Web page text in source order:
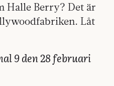
Halle Berry? Det är
Låt
9 den 28 februari